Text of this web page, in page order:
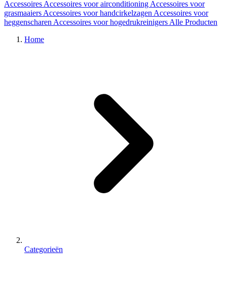
Accessoires Accessoires voor airconditioning Accessoires voor
grasmaaiers Accessoires voor handcirkelzagen Accessoires voor
heggenscharen Accessoires voor hogedrukreinigers Alle Producten
Home
Categorieën